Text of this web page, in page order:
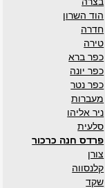
הוד השרון
חדרה
טירה
כפר ברא
כפר יונה
כפר נטר
מעברות
ניר אליהו
סלעית
פרדס חנה כרכור
צורן
קלנסווה
שקד